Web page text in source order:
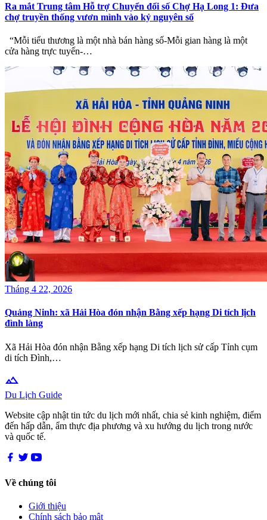
Ra mắt Trung tâm Hỗ trợ Chuyển đổi số Chợ Hạ Long 1: Đưa
chợ truyền thống vươn mình vào kỷ nguyên số
“Mỗi tiểu thương là một nhà bán hàng số-Mỗi gian hàng là một
cửa hàng trực tuyến-…
Tháng 4 22, 2026
Quảng Ninh: xã Hải Hòa đón nhận Bằng xếp hạng Di tích lịch
đình làng
Xã Hải Hòa đón nhận Bằng xếp hạng Di tích lịch sử cấp Tỉnh cụm
di tích Đình,…
terrain
Du Lịch Guide
Website cập nhật tin tức du lịch mới nhất, chia sẻ kinh nghiệm, điểm
đến hấp dẫn, ẩm thực địa phương và xu hướng du lịch trong nước
và quốc tế.
Về chúng tôi
Giới thiệu
Chính sách bảo mật